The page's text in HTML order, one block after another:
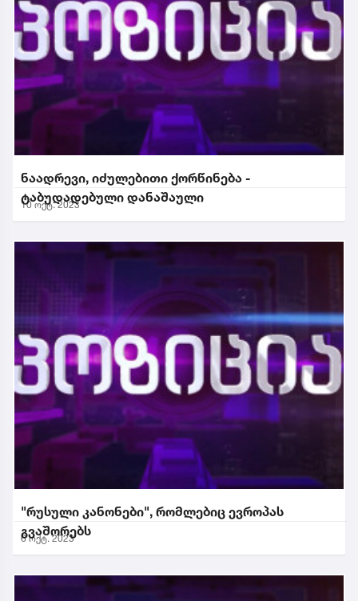
ნაადრევი, იძულებითი ქორწინება -
ტაბუდადებული დანაშაული
10 ოქტ. 2023
"რუსული კანონები", რომლებიც ევროპას
გვაშორებს
6 ოქტ. 2023